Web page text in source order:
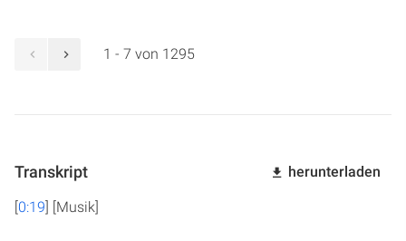
1 - 7 von 1295
Transkript herunterladen
[0:19] [Musik]